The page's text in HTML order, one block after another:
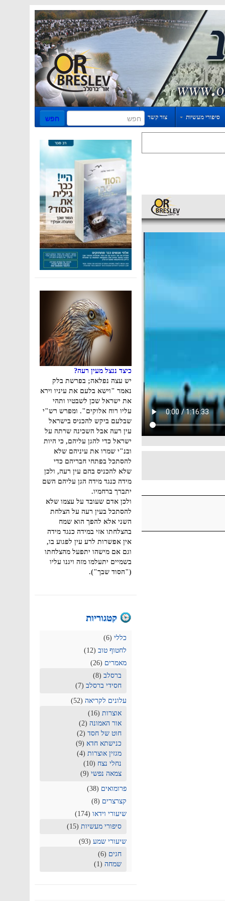
סיפורי מעשיות צור קשר
כיצד ננצל מעין רעה?
יש עצה נפלאה; בפרשת בלק
נאמר "וישא בלעם את עיניו וירא
את ישראל שכן לשבטיו ותהי
עליו רוח אלוקים". ומפרש רש"י
שבלעם ביקש להכניס בישראל
עין רעה אבל השכינה שרתה על
ישראל כדי להגן עליהם, כי היות
ובנ"י שמרו את עיניהם שלא
להסתכל בפתחי חבריהם כדי
שלא להכניס בהם עין רעה, ולכן
מידה כנגד מידה הגן עליהם השם
יתברך ברחמיו.
ולכן אדם שעובד על עצמו שלא
להסתכל בעין רעה על הצלחת
השני אלא להפך הוא שמח
בהצלחתו אזי במידה כנגד מידה
אין אפשרות לרע עין לפגוע בו,
וגם אם מישהו יתפעל מהצלחתו
בשמיים יתעלמו מזה ויגנו עליו
("הסוד שבך").
קטגוריות
כללי (6)
לחטוף טוב (12)
מאמרים (26)
ברסלב (8)
חסידי ברסלב (7)
עלונים לקריאה (52)
אוצרות (16)
אור האמונה (2)
חוט של חסד (2)
כנישתא חדא (9)
מגזין אוצרות (4)
נחלי נצח (10)
צמאה נפשי (9)
פרומואים (38)
קצרצרים (8)
שיעורי וידאו (174)
סיפורי מעשיות (15)
שיעורי שמע (93)
חגים (6)
שמחה (1)